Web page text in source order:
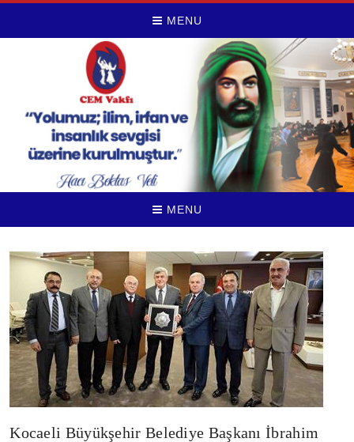
MENU
MENU
Kocaeli Büyükşehir Belediye Başkanı İbrahim